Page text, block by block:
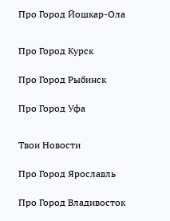
Про Город Йошкар-Ола
Про Город Курск
Про Город Рыбинск
Про Город Уфа
Твои Новости
Про Город Ярославль
Про Город Владивосток